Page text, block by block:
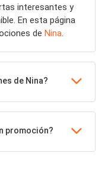
interesantes y
En esta página
de Nina
de Nina?
promoción?